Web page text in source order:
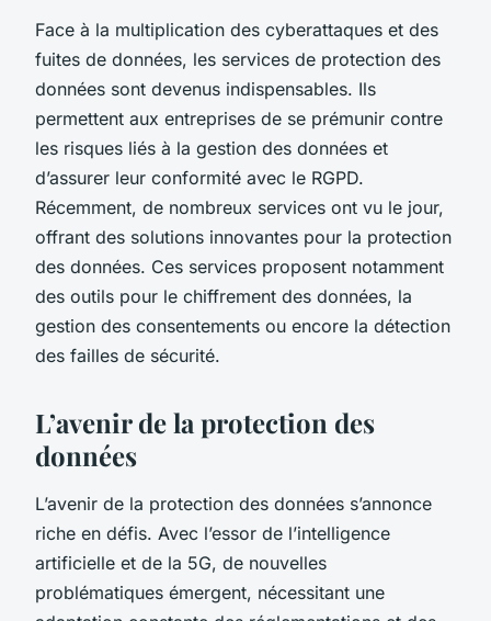
Face à la multiplication des cyberattaques et des
fuites de données, les services de protection des
données sont devenus indispensables. Ils
permettent aux entreprises de se prémunir contre
les risques liés à la gestion des données et
d’assurer leur conformité avec le RGPD.
Récemment, de nombreux services ont vu le jour,
offrant des solutions innovantes pour la protection
des données. Ces services proposent notamment
des outils pour le chiffrement des données, la
gestion des consentements ou encore la détection
des failles de sécurité.
L’avenir de la protection des
données
L’avenir de la protection des données s’annonce
riche en défis. Avec l’essor de l’intelligence
artificielle et de la 5G, de nouvelles
problématiques émergent, nécessitant une